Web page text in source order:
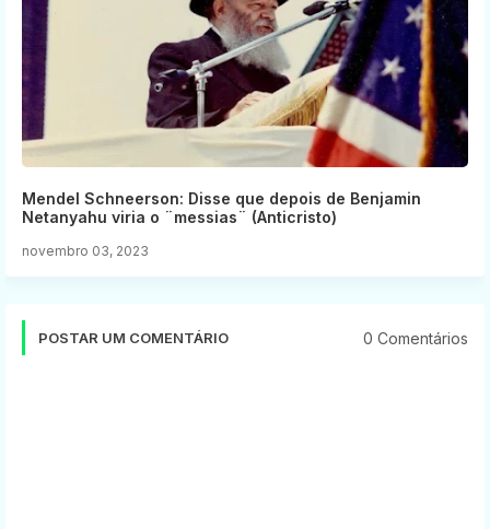
Mendel Schneerson: Disse que depois de Benjamin
Netanyahu viria o ¨messias¨ (Anticristo)
novembro 03, 2023
POSTAR UM COMENTÁRIO 0 Comentários